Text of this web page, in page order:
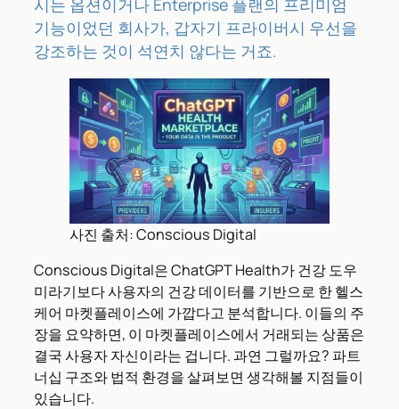
기능이었던 회사가, 갑자기 프라이버시 우선을
강조하는 것이 석연치 않다는 거죠.
사진 출처: Conscious Digital
Conscious Digital은 ChatGPT Health가 건강 도우
미라기보다 사용자의 건강 데이터를 기반으로 한 헬스
케어 마켓플레이스에 가깝다고 분석합니다. 이들의 주
장을 요약하면, 이 마켓플레이스에서 거래되는 상품은
결국 사용자 자신이라는 겁니다. 과연 그럴까요? 파트
너십 구조와 법적 환경을 살펴보면 생각해볼 지점들이
있습니다.